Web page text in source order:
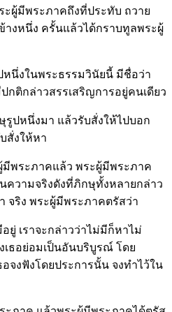
ะผู้มีพระภาคถึงที่ประทับ ถวาย
งหนึ่ง ครั้นแล้วได้กราบทูลพระผู้
นึ่งในพระธรรมวินัยนี้ มีชื่อว่า
กติกล่าวสรรเสริญการอยู่คนเดียว
รูปหนึ่งมา แล้วรับสั่งให้ไปบอก
สั่งให้หา
มีพระภาคแล้ว พระผู้มีพระภาค
ความจริงดังที่ภิกษุทั้งหลายกล่าว
จริง พระผู้มีพระภาคตรัสว่า
ยู่ เราจะกล่าวว่าไม่มีก็หาไม่
เธอย่อมเป็นอันบริบูรณ์ โดย
จงฟังโดยประการนั้น จงทำไว้ใน